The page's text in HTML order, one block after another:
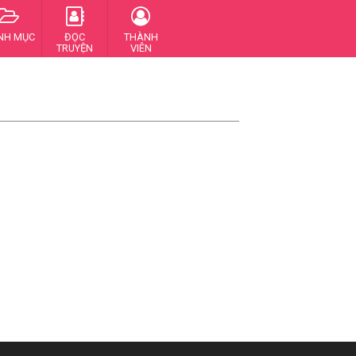
MỤC
ĐỌC
TRUYỆN
THÀNH
VIÊN